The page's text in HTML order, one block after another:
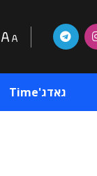
גאדג'Time